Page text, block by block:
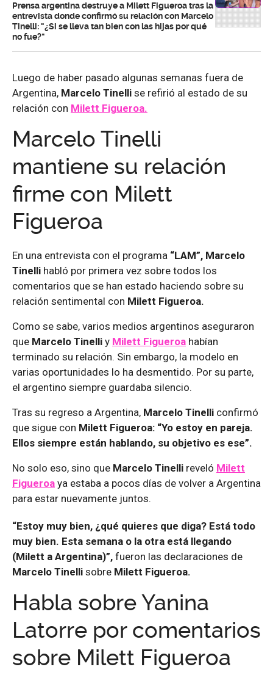
Prensa argentina destruye a Milett Figueroa tras la
entrevista donde confirmó su relación con Marcelo
Tinelli: "¿Si se lleva tan bien con las hijas por qué
no fue?"
Luego de haber pasado algunas semanas fuera de
Argentina, Marcelo Tinelli se refirió al estado de su
relación con Milett Figueroa.
Marcelo Tinelli
mantiene su relación
firme con Milett
Figueroa
En una entrevista con el programa “LAM”, Marcelo
Tinelli habló por primera vez sobre todos los
comentarios que se han estado haciendo sobre su
relación sentimental con Milett Figueroa.
Como se sabe, varios medios argentinos aseguraron
que Marcelo Tinelli y Milett Figueroa habían
terminado su relación. Sin embargo, la modelo en
varias oportunidades lo ha desmentido. Por su parte,
el argentino siempre guardaba silencio.
Tras su regreso a Argentina, Marcelo Tinelli confirmó
que sigue con Milett Figueroa: “Yo estoy en pareja.
Ellos siempre están hablando, su objetivo es ese”.
No solo eso, sino que Marcelo Tinelli reveló Milett
Figueroa ya estaba a pocos días de volver a Argentina
para estar nuevamente juntos.
“Estoy muy bien, ¿qué quieres que diga? Está todo
muy bien. Esta semana o la otra está llegando
(Milett a Argentina)”, fueron las declaraciones de
Marcelo Tinelli sobre Milett Figueroa.
Habla sobre Yanina
Latorre por comentarios
sobre Milett Figueroa